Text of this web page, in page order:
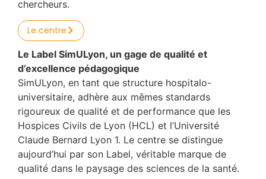
chercheurs.
Le centre
Le Label SimULyon, un gage de qualité et
d’excellence pédagogique
SimULyon, en tant que structure hospitalo-
universitaire, adhère aux mêmes standards
rigoureux de qualité et de performance que les
Hospices Civils de Lyon (HCL) et l’Université
Claude Bernard Lyon 1. Le centre se distingue
aujourd’hui par son Label, véritable marque de
qualité dans le paysage des sciences de la santé.